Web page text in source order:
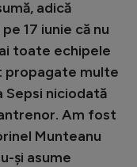
adică
17 iunie că nu
toate echipele
propagate multe
Sepsi niciodată
Am fost
Munteanu
și asume